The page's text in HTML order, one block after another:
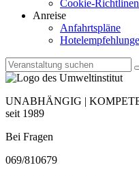
Cookie-Richtlinen
Anreise
Anfahrtspläne
UNABHÄNGIG |
seit 1989
Bei Fragen
069/810679